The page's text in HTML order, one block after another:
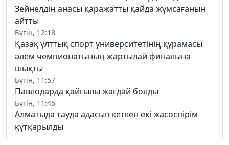
Зейнелдің анасы қаражатты қайда жұмсағанын
айтты
Бүгін, 12:18
Қазақ ұлттық спорт университетінің құрамасы
әлем чемпионатының жартылай финалына
шықты
Бүгін, 11:57
Павлодарда қайғылы жағдай болды
Бүгін, 11:45
Алматыда тауда адасып кеткен екі жасөспірім
құтқарылды